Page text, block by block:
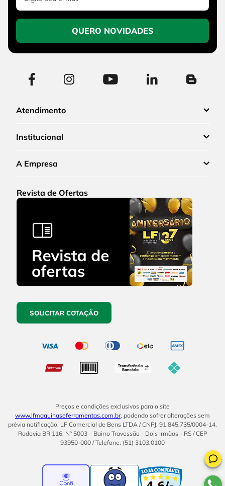
QUERO NOVIDADES
Atendimento
Institucional
A Empresa
Revista de Ofertas
SOLICITAR COTAÇÃO
Preços e condições exclusivos para o site
www.lfmaquinaseferramentas.com.br, podendo sofrer alterações sem
prévia notificação. LF Comercial de Bens LTDA / CNPJ: 91.845.735/0004-14.
Rodovia BR 116, Nº 5003 – Bairro Travessão - Dois Irmãos - RS / CEP
93950-000 / Telefone: (51) 3103.0100